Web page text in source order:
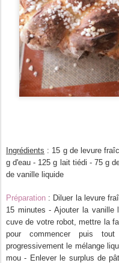
Ingrédients : 15 g de levure
g d'eau - 125 g lait tiédi - 75 g
de vanille liquide
Préparation : Diluer la levure
15 minutes - Ajouter la
cuve de votre robot , mettre la
pour commencer puis
progressivement le mélange
mou - Enlever le surplus de